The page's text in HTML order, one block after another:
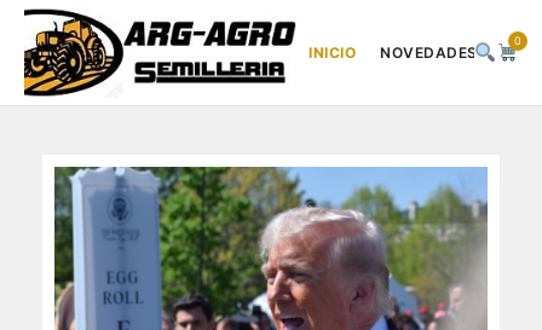
INICIO NOVEDADES
0
contenido